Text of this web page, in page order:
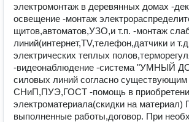
электромонтаж в деревянных домах -
освещение -монтаж
щитов,автоматов,УЗО,и т.п. -монтаж
линий(интернет,TV,телефон,датчики и
электрических теплых
-видеонаблюдение -система "УМНЫЙ
силовых линий согласно
СНиП,ПУЭ,ГОСТ -помощь в
электроматериала(скидки на материал)
выполненные работы,договор. При